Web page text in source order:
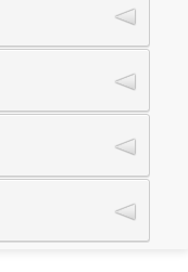
Funding):
:(تفاصيل الميزانية بالدينار البحريني ( يتم تغطيتها بواسطة تمويل من قبل عمادة البحث العلمي